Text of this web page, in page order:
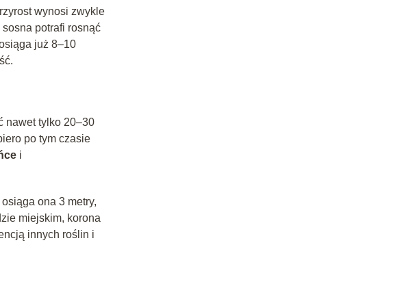
wynosi zwykle
potrafi rosnąć
już 8–10
nawet tylko 20–30
po tym czasie
i
ona 3 metry,
miejskim, korona
innych roślin i